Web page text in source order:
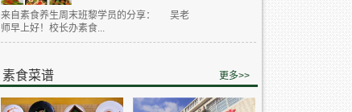
来自素食养生周末班黎学员的分享： 吴老
师早上好！校长办素食...
素食菜谱 更多>>